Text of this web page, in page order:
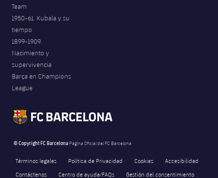
Team
1950-61. Kubala y su
tiempo
1899-1909.
Nacimiento y
supervivencia
Barça en Champions
League
© Copyright FC Barcelona Página Oficial del FC Barcelona
Términos legales Política de Privacidad Cookies
Accesibilidad
Contáctenos
Centro de ayuda/FAQs Gestión del consentimiento